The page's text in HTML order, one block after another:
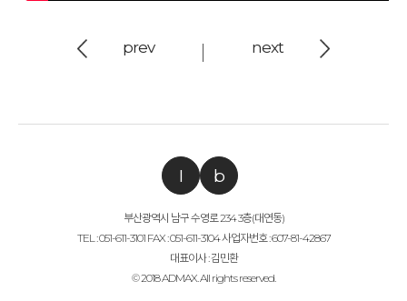
prev next
I b
부산광역시 남구 수영로 234 3층(대연동)
TEL : 051-611-3101 FAX : 051-611-3104 사업자번호 : 607-81-42867
대표이사 : 김민환
© 2018 ADMAX. All rights reserved.